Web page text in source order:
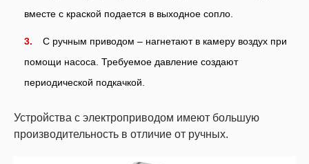
вместе с краской подается в выходное сопло.
С ручным приводом – нагнетают в камеру воздух при
помощи насоса. Требуемое давление создают
периодической подкачкой.
Устройства с электроприводом имеют большую
производительность в отличие от ручных.